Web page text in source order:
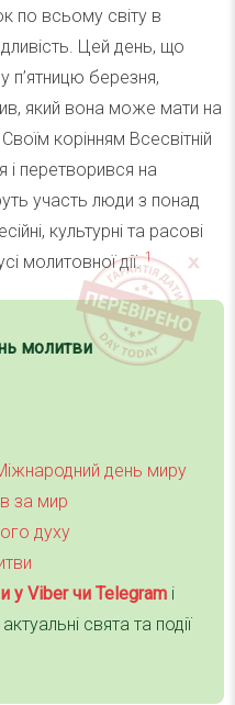
по всьому світу в
Цей день, що
п’ятницю березня,
який вона може мати на
корінням Всесвітній
і перетворився на
участь люди з понад
культурні та расові
молитовної дії.1
молитви
день миру
за мир
духу
у Viber чи Telegram і
свята та події